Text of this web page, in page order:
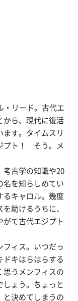
・リード。古代エ
から、現代に復活
ます。タイムスリ
プト！ そう。メ
考古学の知識や20
名を知らしめてい
るキャロル。幾度
助けるうちに、
がて古代エジプト
フィス。いつだっ
ドキはらはらする
うメンフィスの
ょう。ちょっと
と決めてしまうの